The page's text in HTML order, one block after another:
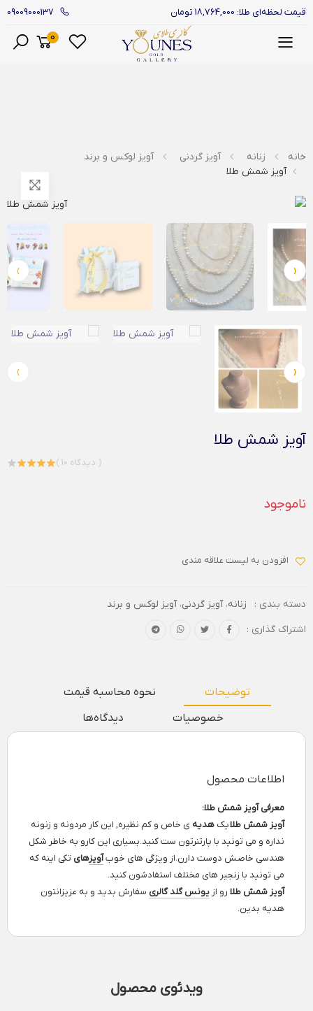
قیمت لحظه‌ای طلا: 18,764,000 تومان 09009000137
0
خانه زنانه آویز گردنی
آویز لوکس و برند
آویز شمش طلا
‹
›
‹
›
آویز شمش طلا
( 10 دیدگاه )
ناموجود
افزودن به لیست علاقه مندی
دسته بندی : زنانه،آویز گردنی،آویز لوکس و برند
اشتراک گذاری :
توضیحات
نحوه محاسبه قیمت
خصوصیات
دیدگاه‌ها
اطلاعات محصول
معرفی آویز شمش طلا:
آویز شمش طلایک هدیه ی خاص و کم نظیره, این کار مردونه و زنونه
نداره و می تونید با پارتنرتون ست کنید.بسیاری این کارو به خاطر شکل
هندسی خاصش دوست دارن.از ویژگی های خوبآویزهای تکی اینه که
می تونید با زنجیر های مختلف استفادشون کنید.
آویز شمش طلا رو از یونس گلد گالری سفارش بدید و به عزیزانتون
هدیه بدین.
ویدئوی محصول